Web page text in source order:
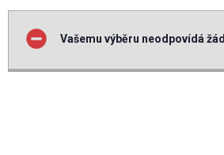
Vašemu výběru neodpovídá